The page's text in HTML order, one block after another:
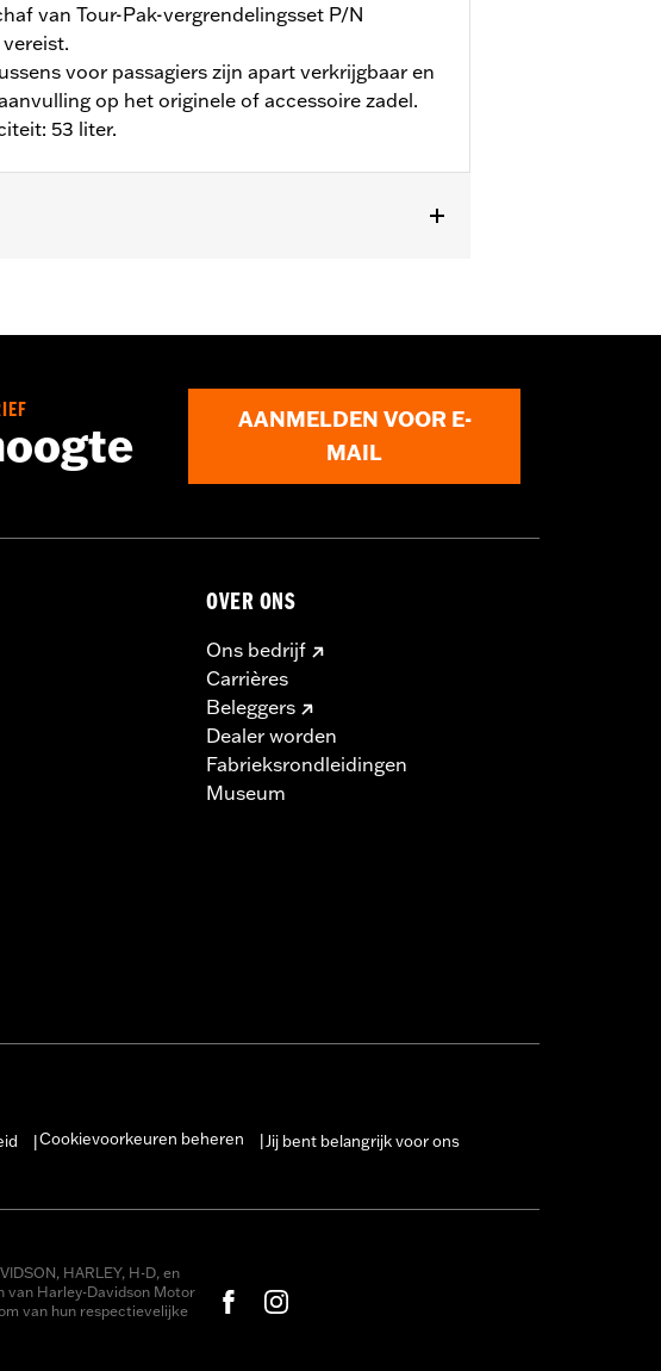
van Tour-Pak-vergrendelingsset P/N
voor passagiers zijn apart verkrijgbaar en
op het originele of accessoire zadel.
53 liter.
FLHXSE en FLTRXSE modellen en ’24-later
Kit P/N 54000383.
AANMELDEN VOOR E-
MAIL
OVER ONS
Ons bedrijf
Carrières
Beleggers
Dealer worden
Fabrieksrondleidingen
Museum
Cookievoorkeuren beheren Jij bent belangrijk voor ons
HARLEY, H-D, en
van Harley-Davidson Motor
van hun respectievelijke